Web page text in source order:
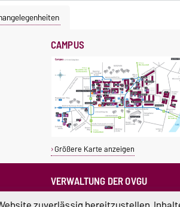
CAMPUS
Größere Karte anzeigen
VERWALTUNG DER OVGU
Kanzlerin